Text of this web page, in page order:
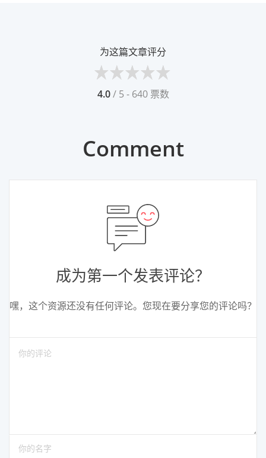
为这篇文章评分
4.0/ 5 - 640 票数
Comment
成为第一个发表评论？
嘿，这个资源还没有任何评论。您现在要分享您的评论吗？
请输入评论